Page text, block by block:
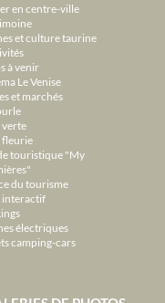
en centre-ville
et culture taurine
à venir
Le Venise
et marchés
verte
fleurie
touristique "My
du tourisme
interactif
électriques
camping-cars